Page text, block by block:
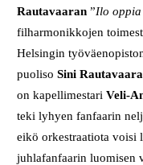
Rautavaaran ”Ilo
filharmonikkojen
Helsingin
puolisoSini Rautavaara
on kapellimestariVeli-
teki lyhyen fanfaarin
eikö orkestraatiota voisi
juhlafanfaarin luomisen